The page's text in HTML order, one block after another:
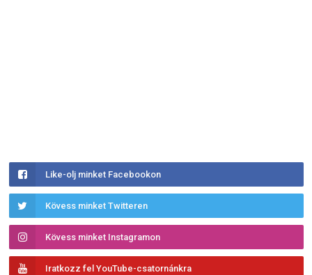
Like-olj minket Facebookon
Kövess minket Twitteren
Kövess minket Instagramon
Iratkozz fel YouTube-csatornánkra